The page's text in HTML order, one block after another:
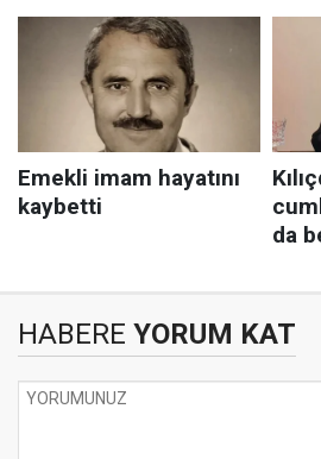
HABERE YORUM KAT